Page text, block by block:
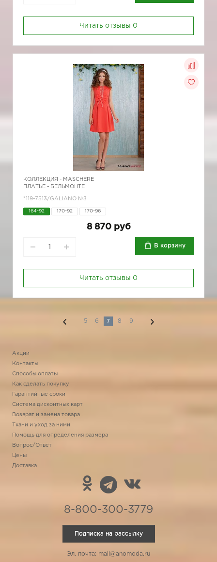
Читать отзывы 0
КОЛЛЕКЦИЯ - MASCHERE
ПЛАТЬЕ - БЕЛЬМОНТЕ
*119-7513/GALIANO №3
164-92 170-92 170-96
8 870 руб
В корзину
Читать отзывы 0
5 6 7 8 9
Акции
Контакты
Способы оплаты
Как сделать покупку
Гарантийные сроки
Система дисконтных карт
Возврат и замена товара
Ткани и уход за ними
Помощь для определения размера
Вопрос/Ответ
Цены
Доставка
8-800-300-3779
Подписка на рассылку
Эл. почта: mail@anomoda.ru